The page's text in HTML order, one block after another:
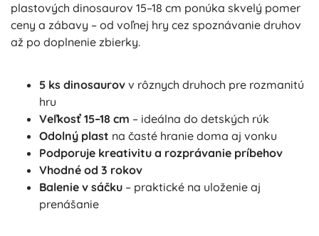
plastových dinosaurov 15–18 cm ponúka skvelý pomer
ceny a zábavy – od voľnej hry cez spoznávanie druhov
až po doplnenie zbierky.
5 ks dinosaurov v rôznych druhoch pre rozmanitú
hru
Veľkosť 15–18 cm – ideálna do detských rúk
Odolný plast na časté hranie doma aj vonku
Podporuje kreativitu a rozprávanie príbehov
Vhodné od 3 rokov
Balenie v sáčku – praktické na uloženie aj
prenášanie